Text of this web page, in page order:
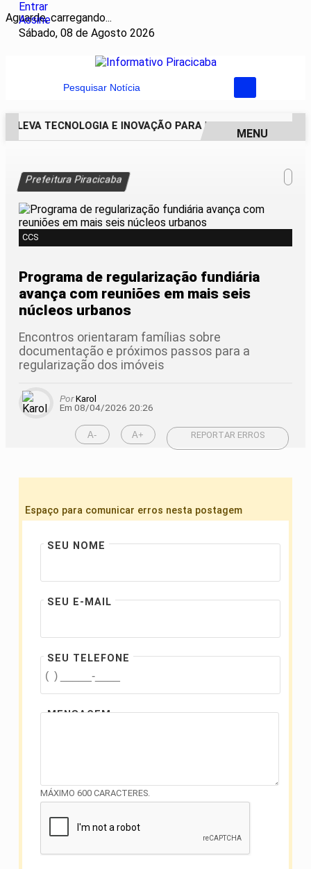
Aguarde, carregando...
Entrar
Assine
Sábado, 08 de Agosto 2026
Pesquisar Notícia
LEVA TECNOLOGIA E INOVAÇÃO PARA ESTUDANTES DA
MENU
Prefeitura Piracicaba
CCS
Programa de regularização fundiária
avança com reuniões em mais seis
núcleos urbanos
Encontros orientaram famílias sobre
documentação e próximos passos para a
regularização dos imóveis
PorKarol
Em 08/04/2026 20:26
A- A+ REPORTAR ERROS
Espaço para comunicar erros nesta postagem
SEU NOME
SEU E-MAIL
SEU TELEFONE
MENSAGEM
MÁXIMO 600 CARACTERES.